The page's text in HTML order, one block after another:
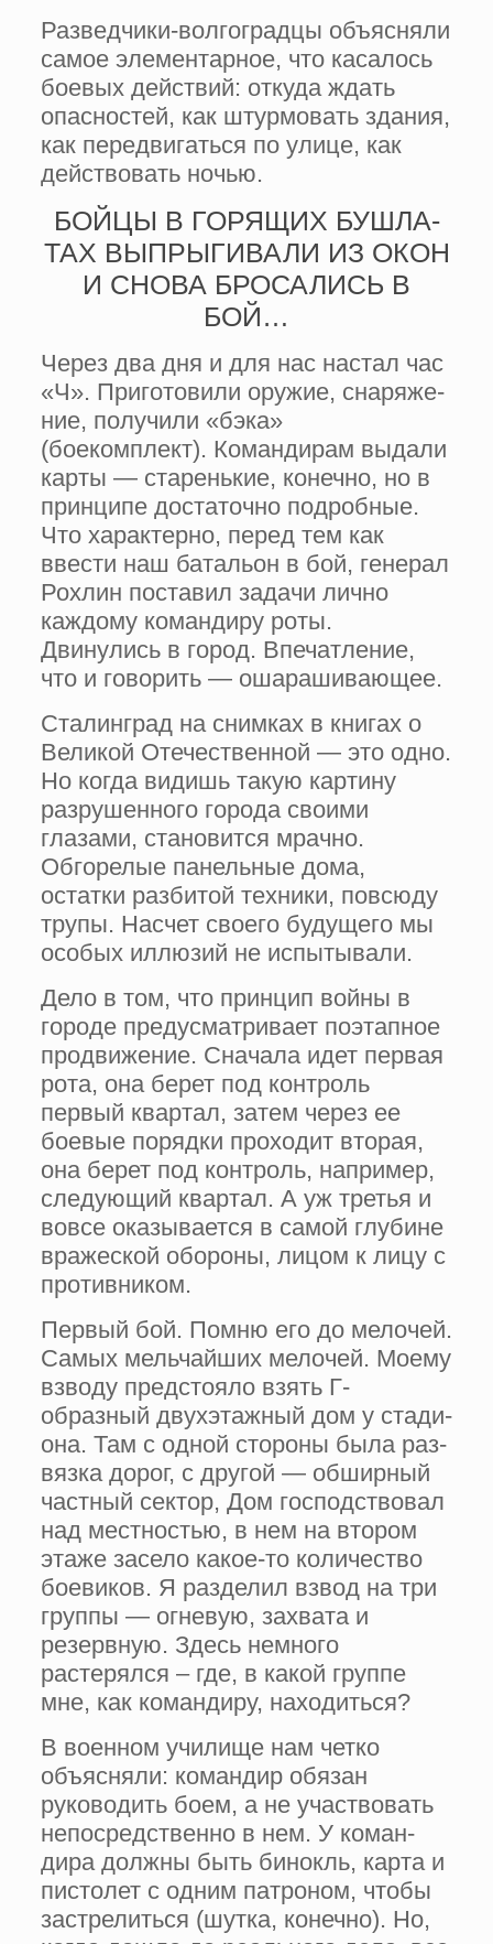
Разведчики-волгоградцы объясняли
самое элементарное, что каса­лось
боевых действий: откуда ждать
опасностей, как штурмовать здания,
как передвигаться по улице, как
дейс­твовать ночью.
БОЙЦЫ В ГОРЯЩИХ БУШЛА­
ТАХ ВЫПРЫГИВАЛИ ИЗ ОКОН
И СНОВА БРОСАЛИСЬ В
БОЙ…
Через два дня и для нас настал час
«Ч». Приготовили оружие, снаряже­
ние, получили «бэка»
(боекомплект). Командирам выдали
карты — старень­кие, конечно, но в
принципе достаточ­но подробные.
Что характерно, перед тем как
ввести наш батальон в бой, генерал
Рохлин поставил задачи лично
каждому командиру роты.
Двинулись в город. Впечатление,
что и говорить — ошарашивающее.
Ста­линград на снимках в книгах о
Великой Отечественной — это одно.
Но когда видишь такую картину
разрушенно­го города своими
глазами, становится мрачно.
Обгорелые панельные дома,
остатки разбитой техники, повсюду
трупы. Насчет своего будущего мы
особых иллюзий не испытывали.
Дело в том, что принцип войны в
городе предус­матривает поэтапное
продвижение. Сначала идет первая
рота, она берет под контроль
первый квартал, затем через ее
боевые порядки проходит вторая,
она берет под контроль, напри­мер,
следующий квартал. А уж третья и
вовсе оказывается в самой глубине
вражеской обороны, лицом к лицу с
противником.
Первый бой. Помню его до мело­чей.
Самых мельчайших мелочей. Моему
взводу предстояло взять Г-
образный двухэтажный дом у стади­
она. Там с одной стороны была раз­
вязка дорог, с другой — обширный
частный сектор, Дом господствовал
над местностью, в нем на втором
этаже засело какое-то количество
боевиков. Я разделил взвод на три
группы — огневую, захвата и
резерв­ную. Здесь немного
растерялся – где, в какой группе
мне, как командиру, находиться?
В военном училище нам четко
объясняли: командир обязан
руководить боем, а не участвовать
непосредственно в нем. У коман­
дира должны быть бинокль, карта и
пистолет с одним патроном, чтобы
застрелиться (шутка, конечно). Но,